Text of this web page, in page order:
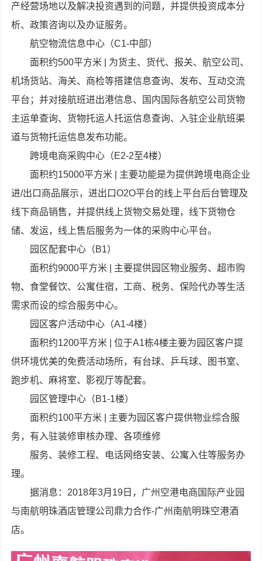
产经营场地以及解决投资遇到的问题，并提供投资成本分
析、政策咨询以及办证服务。
航空物流信息中心（C1-中部）
面积约500平方米 | 为货主、货代、报关、航空公司、
机场货站、海关、商检等搭建信息查询、发布、互动交流
平台；并对接航班进出港信息、国内国际各航空公司货物
主运单查询、货物托运人托运信息查询、入驻企业航班渠
道与货物托运信息发布功能。
跨境电商采购中心（E2-2至4楼）
面积约15000平方米 | 主要功能是为提供跨境电商企业
进/出口商品展示，进出口O2O平台的线上平台后台管理及
线下商品销售，并提供线上货物交易处理，线下货物仓
储、发运，线上售后服务为一体的采购中心平台。
园区配套中心（B1）
面积约9000平方米 | 主要提供园区物业服务、超市购
物、食堂餐饮、公寓住宿，工商、税务、保险代办等生活
需求而设的综合服务中心。
园区客户活动中心（A1-4楼）
面积约1200平方米 | 位于A1栋4楼主要为园区客户提
供环境优美的免费活动场所，有台球、乒乓球、图书室、
跑步机、麻将室、影视厅等配套。
园区管理中心（B1-1楼）
面积约100平方米 | 主要为园区客户提供物业综合服
务，有入驻装修审核办理、各项维修
服务、装修工程、电话网络安装、公寓入住等服务办
理。
据消息：2018年3月19日，广州空港电商国际产业园
与南航明珠酒店管理公司鼎力合作-广州南航明珠空港酒
店。